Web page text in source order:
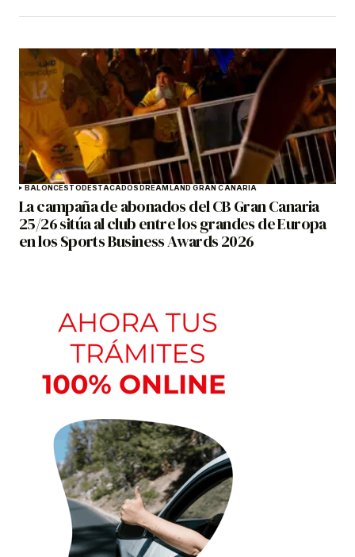
BALONCESTODESTACADOSDREAMLAND GRAN CANARIA
La campaña de abonados del CB Gran Canaria
25/26 sitúa al club entre los grandes de Europa
en los Sports Business Awards 2026